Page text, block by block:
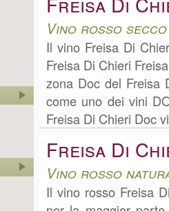
Vino rosso secco
Il vino Freisa Di
Freisa Di Chieri
zona Doc del Freisa
come uno dei vini
Freisa Di Chieri Doc
Freisa Di
Vino rosso
Il vino rosso Freisa